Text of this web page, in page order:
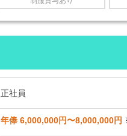
正社員
年俸 6,000,000円〜8,000,000円